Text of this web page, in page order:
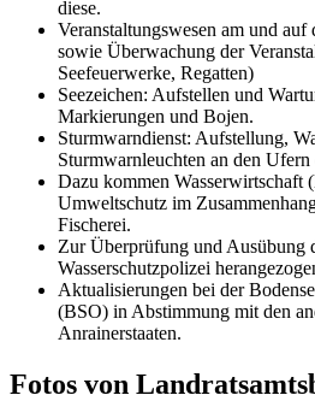
diese.
Veranstaltungswesen am und
sowie Überwachung der
Seefeuerwerke, Regatten)
Seezeichen: Aufstellen und
Markierungen und Bojen.
Sturmwarndienst: Aufstellung,
Sturmwarnleuchten an den Ufern
Dazu kommen Wasserwirtschaft
Umweltschutz im
Fischerei.
Zur Überprüfung und Ausübung
Wasserschutzpolizei
Aktualisierungen bei der
(BSO) in Abstimmung mit den
Anrainerstaaten.
Fotos von